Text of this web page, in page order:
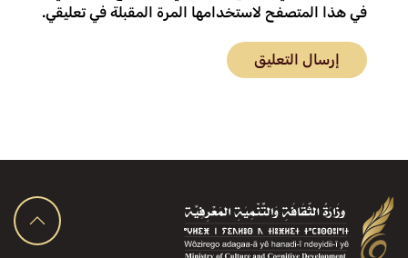
في هذا المتصفح لاستخدامها المرة المقبلة في تعليقي.
إرسال التعليق